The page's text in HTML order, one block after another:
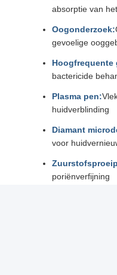
absorptie van
Oogonderzoek:
gevoelige
Hoogfrequente
bactericide
Plasma pen:
huidverblinding
Diamant
voor
poriënverfijning